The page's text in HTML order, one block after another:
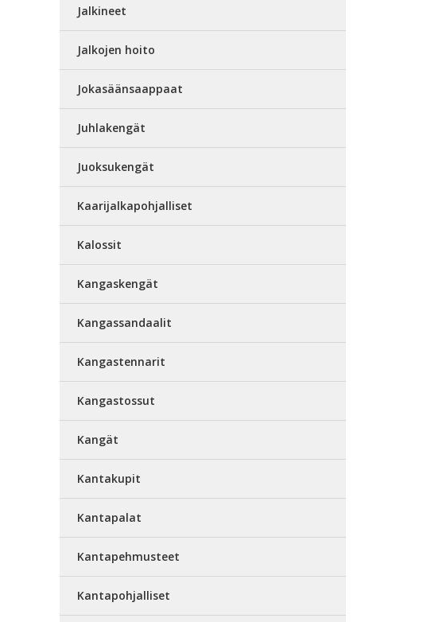
Jalkineet
Jalkojen hoito
Jokasäänsaappaat
Juhlakengät
Juoksukengät
Kaarijalkapohjalliset
Kalossit
Kangaskengät
Kangassandaalit
Kangastennarit
Kangastossut
Kangät
Kantakupit
Kantapalat
Kantapehmusteet
Kantapohjalliset